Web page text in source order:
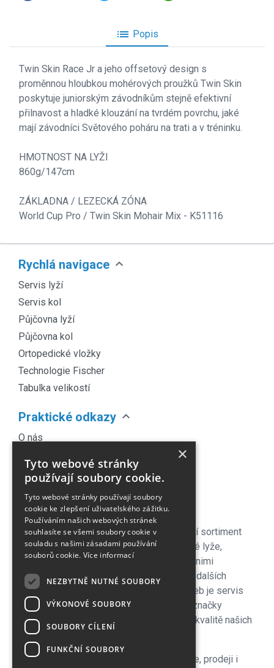
list Popis
Twin Skin Race Jr a jeho offsetový design s
proměnnou hloubkou mohérových proužků Twin Skin
poskytuje juniorským závodníkům stejně efektivní
přilnavost a hladké klouzání na tvrdém povrchu, jaké
mají závodníci Světového poháru na trati a v tréninku.
HMOTNOST NA LYŽI
860g/147cm
ZÁKLADNA / LEZECKÁ ZÓNA
World Cup Pro / Twin Skin Mohair Mix - K51116
Rychlá navigace expand_more
Servis lyží
Servis kol
Půjčovna lyží
Půjčovna kol
Ortopedické vložky
Technologie Fischer
Tabulka velikostí
Praktické odkazy expand_more
O nás
Obchodní podmínky
Kontakt
Pro naše zákazníky je připraven kompletní sortiment
lyžařského vybavení - sjezdové a bežecké lyže,
lyžařské a běžecké boty, snowboardy a s nimi
související vybavení, oblečení a celá řada dalších
doplňků. Důležitou součástí zimních služeb je servis
lyží i snowboardů na špičkových strojích značky
Wintersteiger zkušenými servismeny. Na kvalitě našich
servisů si velmi zakládáme!
V letní sezoně se plně věnujeme cyklistice, prodeji i
×
Tyto webové stránky
používají soubory cookie.
Tyto webové stránky používají soubory
cookie ke zlepšení uživatelského zážitku.
Používáním našich webových stránek
souhlasíte se všemi soubory cookie v
souladu s našimi zásadami používání
souborů cookie. Více informací
NEZBYTNĚ NUTNÉ SOUBORY
VÝKONOVÉ SOUBORY
SOUBORY CÍLENÍ
FUNKČNÍ SOUBORY